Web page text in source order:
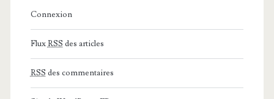
Connexion
FluxRSS des articles
RSS des commentaires